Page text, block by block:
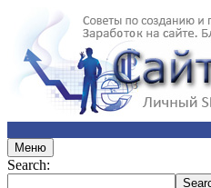
Меню
Search: